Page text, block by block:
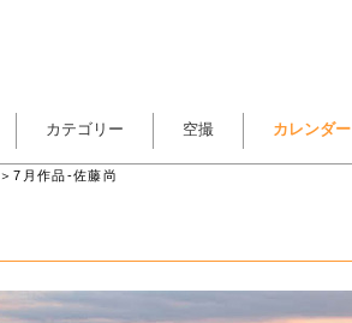
カテゴリー 空撮 カレンダー
＞7月作品-佐藤尚